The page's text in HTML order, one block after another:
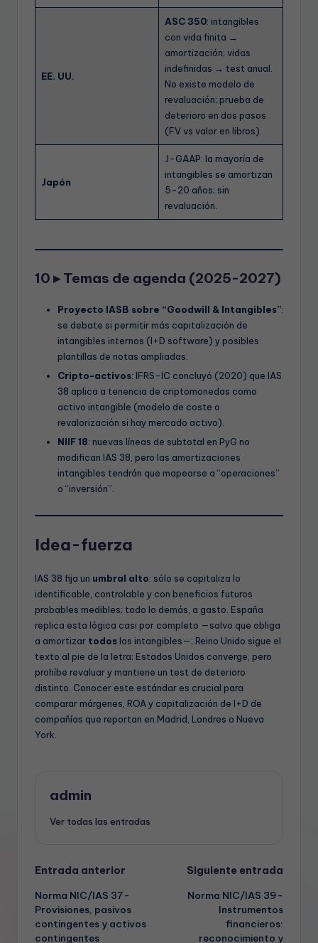
EE. UU.
ASC 350: intangibles
con vida finita →
amortización; vidas
indefinidas → test anual.
No existe modelo de
revaluación; prueba de
deterioro en dos pasos
(FV vs valor en libros).
Japón
J-GAAP: la mayoría de
intangibles se amortizan
5-20 años; sin
revaluación.
10 ▸ Temas de agenda (2025-2027)
Proyecto IASB sobre “Goodwill & Intangibles”:
se debate si permitir más capitalización de
intangibles internos (I+D software) y posibles
plantillas de notas ampliadas.
Cripto-activos: IFRS-IC concluyó (2020) que IAS
38 aplica a tenencia de criptomonedas como
activo intangible (modelo de coste o
revalorización si hay mercado activo).
NIIF 18: nuevas líneas de subtotal en PyG no
modifican IAS 38, pero las amortizaciones
intangibles tendrán que mapearse a “operaciones”
o “inversión”.
Idea-fuerza
IAS 38 fija un umbral alto: sólo se capitaliza lo
identificable, controlable y con beneficios futuros
probables medibles; todo lo demás, a gasto. España
replica esta lógica casi por completo —salvo que obliga
a amortizar todos los intangibles—; Reino Unido sigue el
texto al pie de la letra; Estados Unidos converge, pero
prohíbe revaluar y mantiene un test de deterioro
distinto. Conocer este estándar es crucial para
comparar márgenes, ROA y capitalización de I+D de
compañías que reportan en Madrid, Londres o Nueva
York.
admin
Ver todas las entradas
Navegación
de
entradas
Entrada anterior
Norma NIC/IAS 37-
Provisiones, pasivos
contingentes y activos
contingentes
Siguiente entrada
Norma NIC/IAS 39-
Instrumentos
financieros:
reconocimiento y